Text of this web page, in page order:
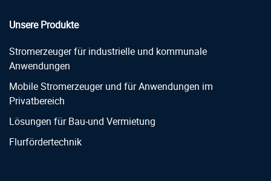
Unsere Produkte
Stromerzeuger für industrielle und kommunale
Anwendungen
Mobile Stromerzeuger und für Anwendungen im
Privatbereich
Lösungen für Bau-und Vermietung
Flurfördertechnik